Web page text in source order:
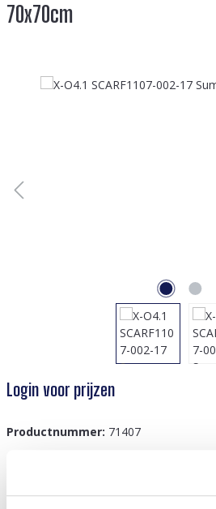
70x70cm
Afbeeldingengalerij overslaan
Login voor prijzen
Productnummer: 71407